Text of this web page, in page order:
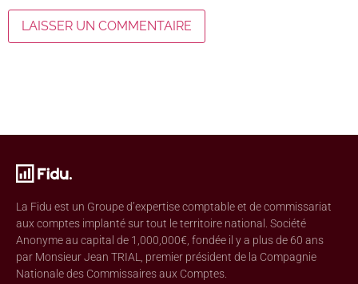
La Fidu est un Groupe d’expertise comptable et de commissariat
aux comptes implanté sur tout le territoire national. Société
Anonyme au capital de 1,000,000€, fondée il y a plus de 60 ans
par Monsieur Jean TRIAL, premier président de la Compagnie
Nationale des Commissaires aux Comptes.